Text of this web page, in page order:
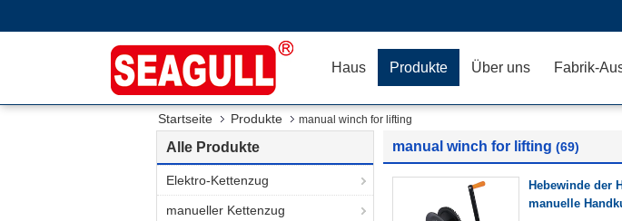
Haus Produkte Über uns Fabrik-
Startseite Produkte manual winch for lifting
Alle Produkte
Elektro-Kettenzug
manueller Kettenzug
manual winch for lifting (69)
Hebewinde der
manuelle